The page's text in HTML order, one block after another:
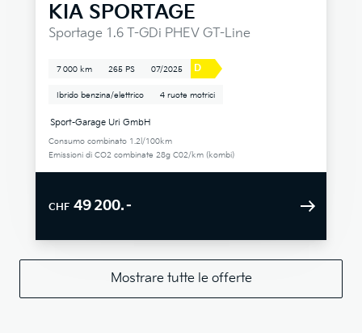
KIA SPORTAGE
Sportage 1.6 T-GDi PHEV GT-Line
7 000 km 265 PS 07/2025 D
Ibrido benzina/elettrico 4 ruote motrici
Sport-Garage Uri GmbH
Consumo combinato 1.2l/100km
Emissioni di CO2 combinate 28g C02/km (kombi)
CHF 49 200.–
Mostrare tutte le offerte